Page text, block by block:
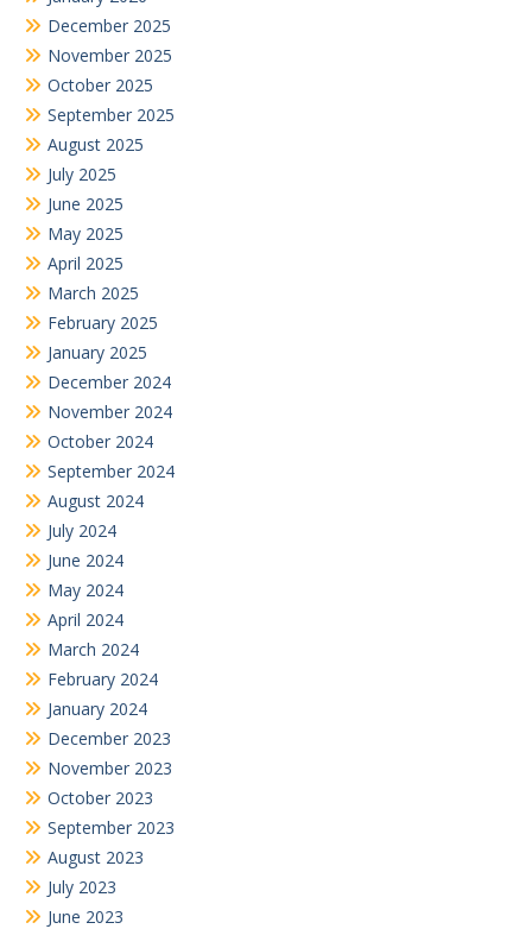
December 2025
November 2025
October 2025
September 2025
August 2025
July 2025
June 2025
May 2025
April 2025
March 2025
February 2025
January 2025
December 2024
November 2024
October 2024
September 2024
August 2024
July 2024
June 2024
May 2024
April 2024
March 2024
February 2024
January 2024
December 2023
November 2023
October 2023
September 2023
August 2023
July 2023
June 2023